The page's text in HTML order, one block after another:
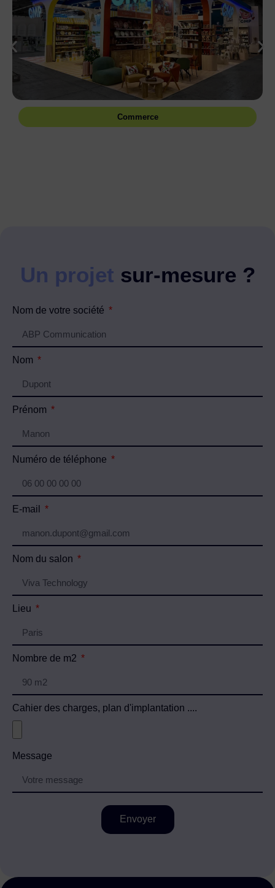
Commerce
Un projet sur-mesure ?
Nom de votre société
Nom
Prénom
Numéro de téléphone
E-mail
Nom du salon
Lieu
Nombre de m2
Cahier des charges, plan d'implantation ....
Message
Envoyer